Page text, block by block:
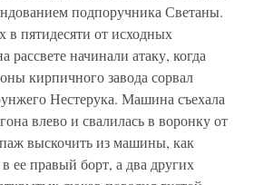
подпоручника Светаны.
пятидесяти от исходных
рассвете начинали атаку, когда
кирпичного завода сорвал
Нестерука. Машина съехала
влево и свалилась в воронку от
выскочить из машины, как
ее правый борт, а два других